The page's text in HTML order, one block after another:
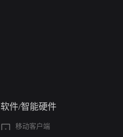
软件/智能硬件
移动客户端